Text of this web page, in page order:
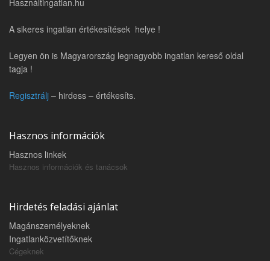
Használtingatlan.hu
A sikeres ingatlan értékesítések helye !
Legyen ön is Magyarország legnagyobb ingatlan kereső oldal
tagja !
Regisztrálj – hirdess – értékesíts.
Hasznos információk
Hasznos linkek
Hasznos információk és tanácsok
Hirdetés feladási ajánlat
Magánszemélyeknek
Ingatlanközvetítőknek
Cégeknek